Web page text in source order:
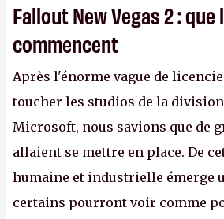
Fallout New Vegas 2 :
commencent
Après l'énorme vague de
toucher les studios de la division
Microsoft, nous savions que de
allaient se mettre en place. De
humaine et industrielle émerge
certains pourront voir comme